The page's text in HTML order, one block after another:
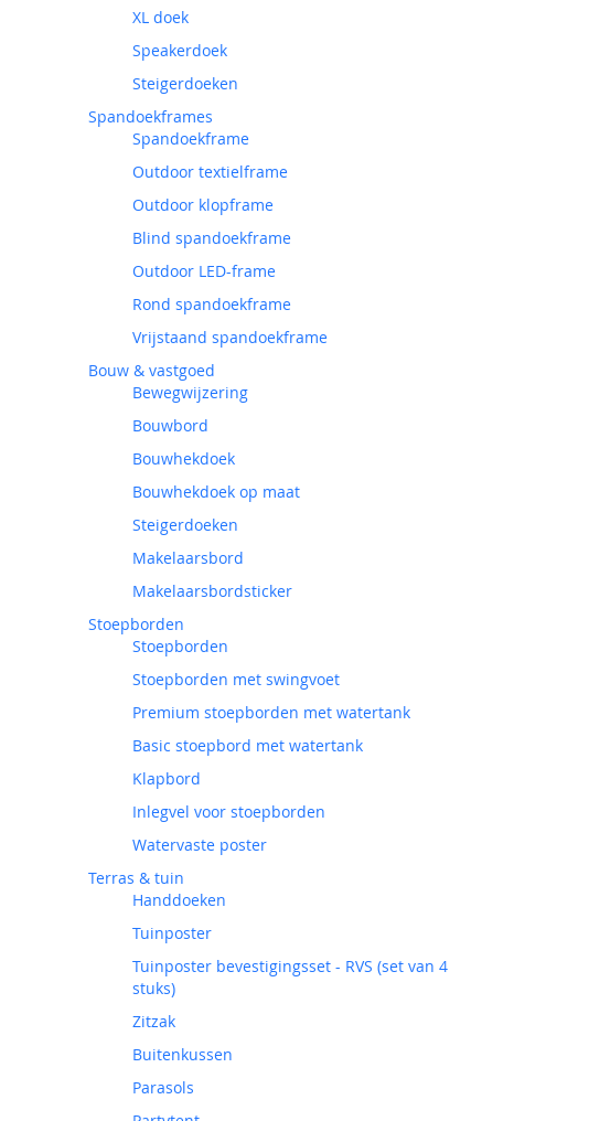
XL doek
Speakerdoek
Steigerdoeken
Spandoekframes
Spandoekframe
Outdoor textielframe
Outdoor klopframe
Blind spandoekframe
Outdoor LED-frame
Rond spandoekframe
Vrijstaand spandoekframe
Bouw & vastgoed
Bewegwijzering
Bouwbord
Bouwhekdoek
Bouwhekdoek op maat
Steigerdoeken
Makelaarsbord
Makelaarsbordsticker
Stoepborden
Stoepborden
Stoepborden met swingvoet
Premium stoepborden met watertank
Basic stoepbord met watertank
Klapbord
Inlegvel voor stoepborden
Watervaste poster
Terras & tuin
Handdoeken
Tuinposter
Tuinposter bevestigingsset - RVS (set van 4
stuks)
Zitzak
Buitenkussen
Parasols